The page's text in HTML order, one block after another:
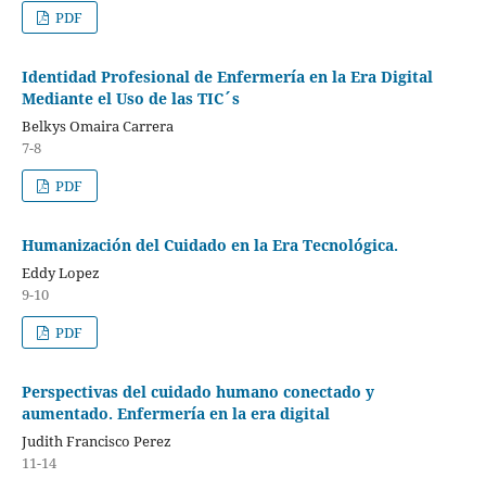
PDF
Identidad Profesional de Enfermería en la Era Digital
Mediante el Uso de las TIC´s
Belkys Omaira Carrera
7-8
PDF
Humanización del Cuidado en la Era Tecnológica.
Eddy Lopez
9-10
PDF
Perspectivas del cuidado humano conectado y
aumentado. Enfermería en la era digital
Judith Francisco Perez
11-14